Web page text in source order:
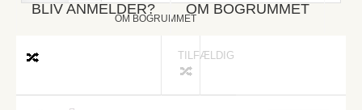
BLIV ANMELDER? OM BOGRUMMET
OM BOGRUMMET
TILFÆLDIG